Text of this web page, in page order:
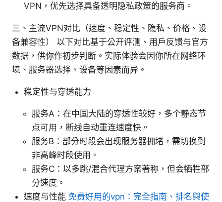
VPN，优先选择具备透明隐私政策的服务商。
三、主流VPN对比（速度、稳定性、隐私、价格、设
备兼容性） 以下对比基于公开评测、用户反馈与官方
数据，供你作初步判断。实际体验会因你所在网络环
境、服务器选择、设备等因素而异。
稳定性与穿透能力
服务A：在中国大陆的穿透性较好，多个静态节
点可用，断线自动重连速度快。
服务B：部分时段会出现服务器拥堵，需切换到
非高峰时段使用。
服务C：以多跳/混合代理方案著称，但会牺牲部
分速度。
速度与性能 免费好用的vpn：完全指南、排名與使